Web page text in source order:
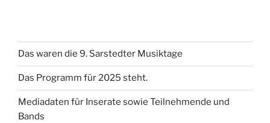
Das waren die 9. Sarstedter Musiktage
Das Programm für 2025 steht.
Mediadaten für Inserate sowie Teilnehmende und
Bands